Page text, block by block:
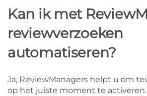
Kan ik met
reviewverzoeken
automatiseren?
Ja, ReviewManagers helpt u om
op het juiste moment te activeren.